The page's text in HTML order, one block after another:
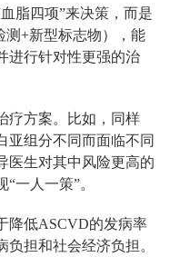
脂四项”来决策，而是
测+新型标志物），能
进行针对性更强的治
疗方案。比如，同样
亚组分不同而面临不同
医生对其中风险更高的
一人一策”。
降低ASCVD的发病率
担和社会经济负担。